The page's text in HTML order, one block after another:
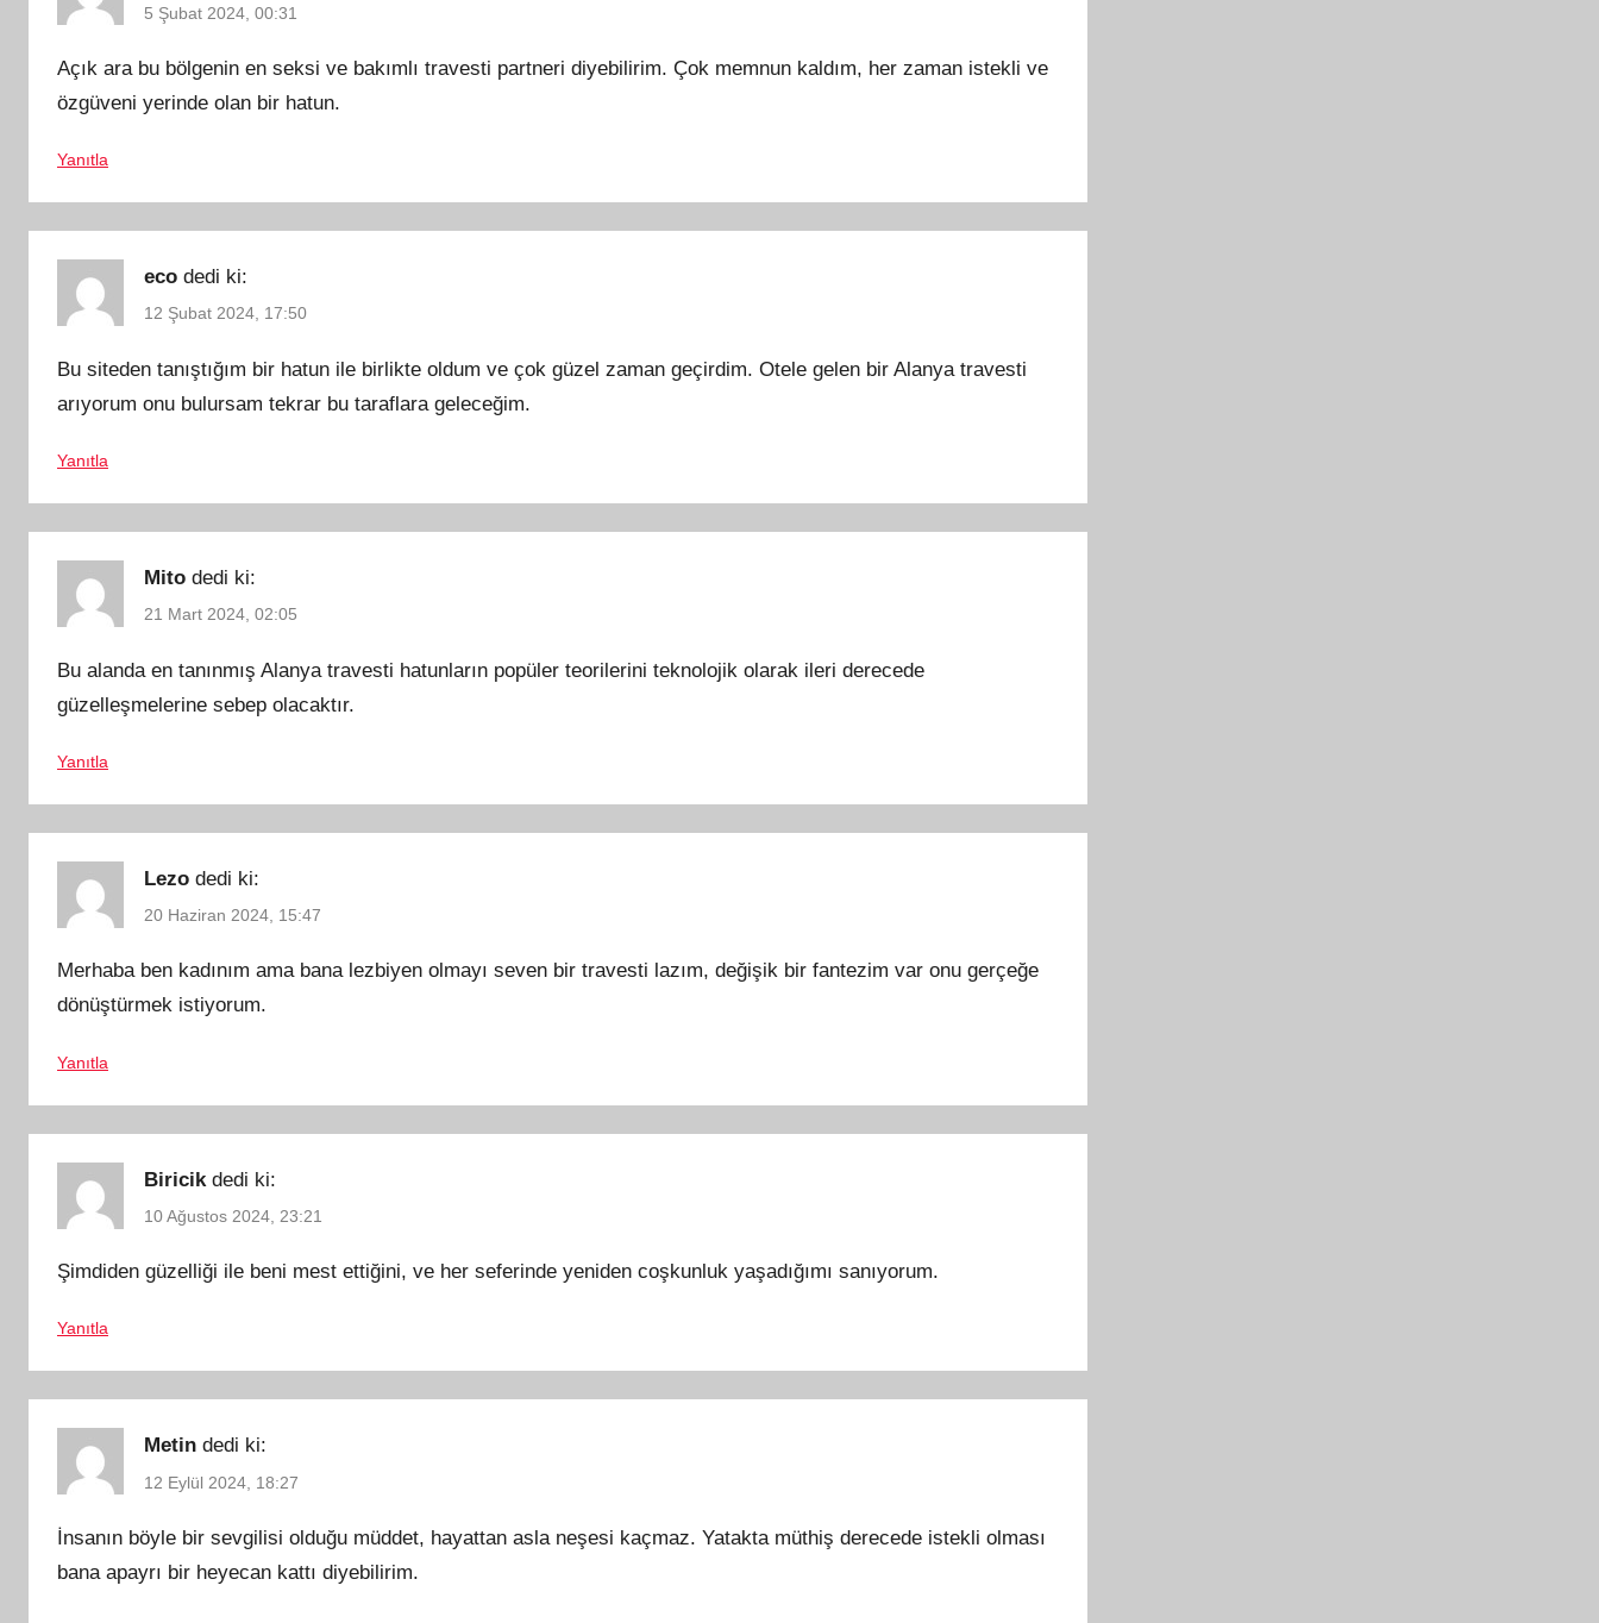
5 Şubat 2024, 00:31
Açık ara bu bölgenin en seksi ve bakımlı travesti partneri diyebilirim. Çok memnun kaldım, her zaman istekli ve
özgüveni yerinde olan bir hatun.
Yanıtla
eco dedi ki:
12 Şubat 2024, 17:50
Bu siteden tanıştığım bir hatun ile birlikte oldum ve çok güzel zaman geçirdim. Otele gelen bir Alanya travesti
arıyorum onu bulursam tekrar bu taraflara geleceğim.
Yanıtla
Mito dedi ki:
21 Mart 2024, 02:05
Bu alanda en tanınmış Alanya travesti hatunların popüler teorilerini teknolojik olarak ileri derecede
güzelleşmelerine sebep olacaktır.
Yanıtla
Lezo dedi ki:
20 Haziran 2024, 15:47
Merhaba ben kadınım ama bana lezbiyen olmayı seven bir travesti lazım, değişik bir fantezim var onu gerçeğe
dönüştürmek istiyorum.
Yanıtla
Biricik dedi ki:
10 Ağustos 2024, 23:21
Şimdiden güzelliği ile beni mest ettiğini, ve her seferinde yeniden coşkunluk yaşadığımı sanıyorum.
Yanıtla
Metin dedi ki:
12 Eylül 2024, 18:27
İnsanın böyle bir sevgilisi olduğu müddet, hayattan asla neşesi kaçmaz. Yatakta müthiş derecede istekli olması
bana apayrı bir heyecan kattı diyebilirim.